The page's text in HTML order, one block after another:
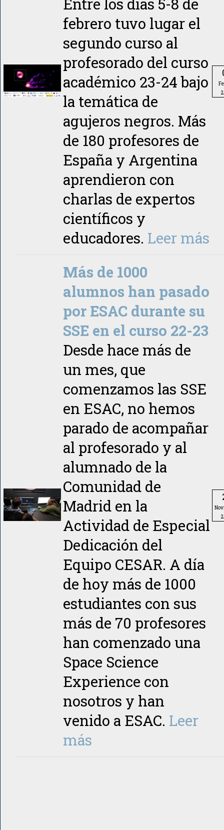
febrero tuvo lugar el
segundo curso al
profesorado del curso
académico 23-24 bajo
la temática de
agujeros negros. Más
de 180 profesores de
España y Argentina
aprendieron con
charlas de expertos
científicos y
educadores. Leer más
Más de 1000
alumnos han pasado
por ESAC durante su
SSE en el curso 22-23
Desde hace más de
un mes, que
comenzamos las SSE
en ESAC, no hemos
parado de acompañar
al profesorado y al
alumnado de la
Comunidad de
Madrid en la
Actividad de Especial
Dedicación del
Equipo CESAR. A día
de hoy más de 1000
estudiantes con sus
más de 70 profesores
han comenzado una
Space Science
Experience con
nosotros y han
venido a ESAC. Leer
más